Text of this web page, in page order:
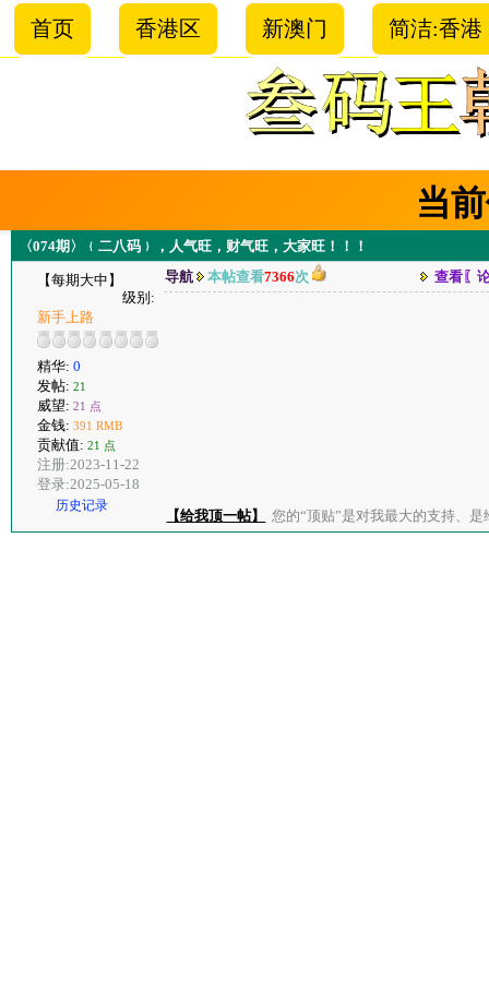
首页 香港区 新澳门 简洁:香港
当
〈074期〉﹛二八码﹜，人气旺，财气旺，大家旺！！！
【每期大中】
级别:
新手上路
精华: 0
发帖: 21
威望: 21 点
金钱: 391 RMB
贡献值: 21 点
注册:2023-11-22
登录:2025-05-18
历史记录
导航 本帖查看7366次 查看〖
【给我顶一帖】 您的“顶贴”是对我最大的支持、